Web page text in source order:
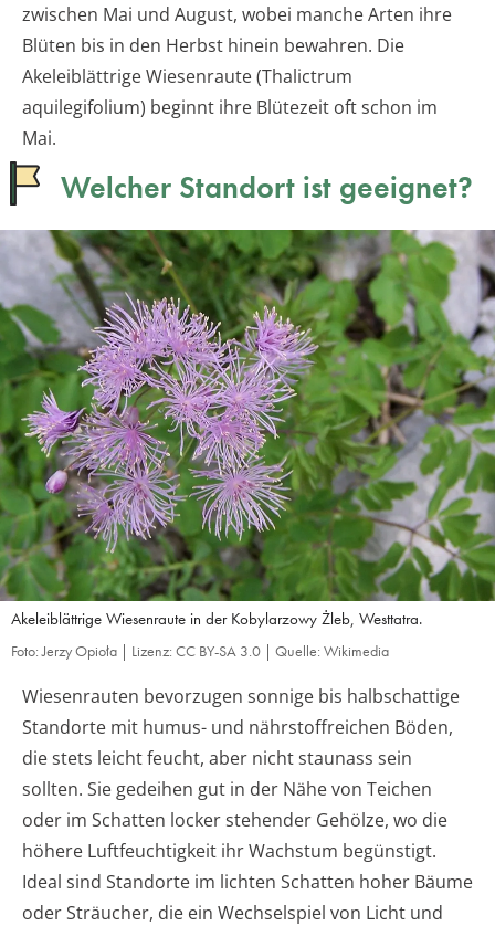
zwischen Mai und August, wobei manche Arten ihre
Blüten bis in den Herbst hinein bewahren. Die
Akeleiblättrige Wiesenraute (Thalictrum
aquilegifolium) beginnt ihre Blütezeit oft schon im
Mai.
Welcher Standort ist geeignet?
Akeleiblättrige Wiesenraute in der Kobylarzowy Żleb, Westtatra.
Foto: Jerzy Opioła | Lizenz: CC BY-SA 3.0 | Quelle: Wikimedia
Wiesenrauten bevorzugen sonnige bis halbschattige
Standorte mit humus- und nährstoffreichen Böden,
die stets leicht feucht, aber nicht staunass sein
sollten. Sie gedeihen gut in der Nähe von Teichen
oder im Schatten locker stehender Gehölze, wo die
höhere Luftfeuchtigkeit ihr Wachstum begünstigt.
Ideal sind Standorte im lichten Schatten hoher Bäume
oder Sträucher, die ein Wechselspiel von Licht und